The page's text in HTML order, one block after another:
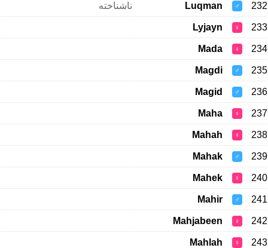
232
♂
Luqman ناشناخته
233
♀
Lyjayn
234
♀
Mada
235
♂
Magdi
236
♂
Magid
237
♀
Maha
238
♀
Mahah
239
♂
Mahak
240
♀
Mahek
241
♂
Mahir
242
♀
Mahjabeen
243
♀
Mahlah